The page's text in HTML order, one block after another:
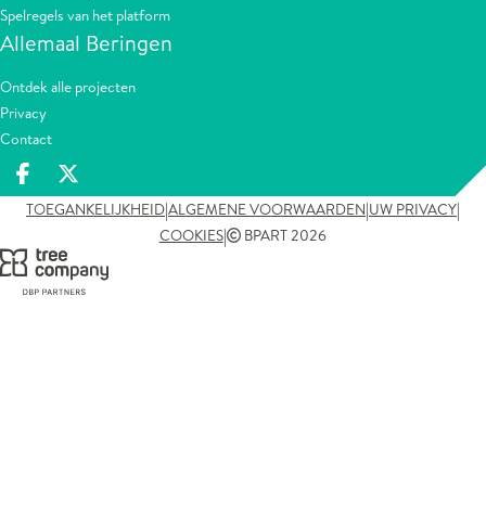
Spelregels van het platform
Allemaal Beringen
Ontdek alle projecten
Privacy
Contact
Deel op facebook
Deel op X
TOEGANKELIJKHEID|ALGEMENE VOORWAARDEN|UW PRIVACY|
COOKIES| BPART 2026